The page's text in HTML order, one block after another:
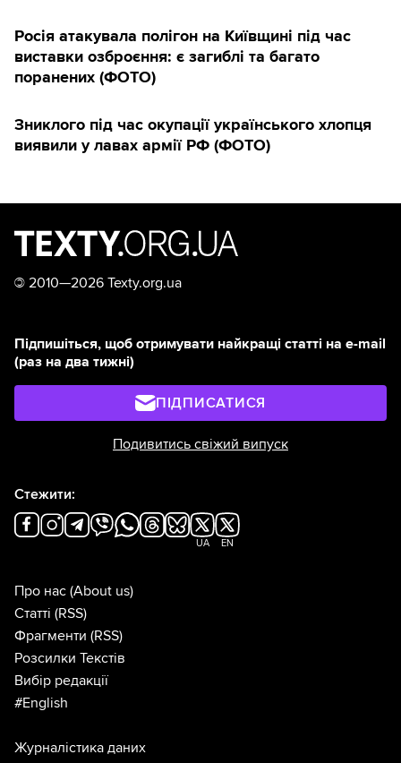
Росія атакувала полігон на Київщині під час
виставки озброєння: є загиблі та багато
поранених (ФОТО)
Зниклого під час окупації українського хлопця
виявили у лавах армії РФ (ФОТО)
© 2010—2026 Texty.org.ua
Підпишіться, щоб отримувати найкращі статті на e-mail
(раз на два тижні)
ПІДПИСАТИСЯ
Подивитись свіжий випуск
Стежити:
UA EN
Про нас (About us)
Статті (RSS)
Фрагменти (RSS)
Розсилки Текстів
Вибір редакції
#English
Журналістика даних